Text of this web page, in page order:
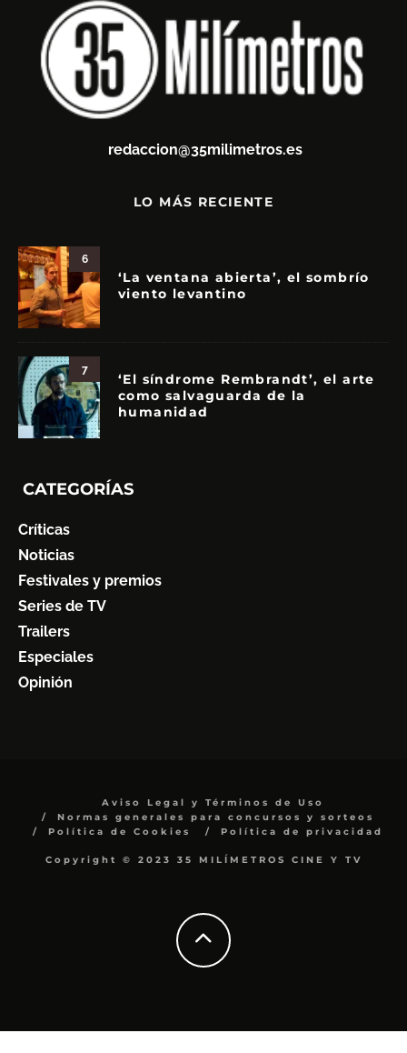
redaccion@35milimetros.es
LO MÁS RECIENTE
6
‘La ventana abierta’, el sombrío
viento levantino
7
‘El síndrome Rembrandt’, el arte
como salvaguarda de la
humanidad
CATEGORÍAS
Críticas
Noticias
Festivales y premios
Series de TV
Trailers
Especiales
Opinión
Aviso Legal y Términos de Uso
Normas generales para concursos y sorteos
Política de Cookies
Política de privacidad
Copyright © 2023 35 MILÍMETROS CINE Y TV